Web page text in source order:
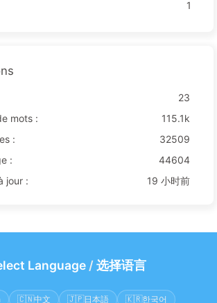
1
23
mots :
115.1k
:
32509
:
44604
jour :
19 小时前
Language/ 选择语言
🇨🇳中文 🇯🇵日本語 🇰🇷한국어